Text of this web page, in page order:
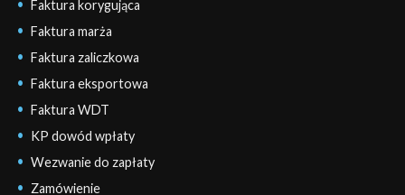
Faktura korygująca
Faktura marża
Faktura zaliczkowa
Faktura eksportowa
Faktura WDT
KP dowód wpłaty
Wezwanie do zapłaty
Zamówienie